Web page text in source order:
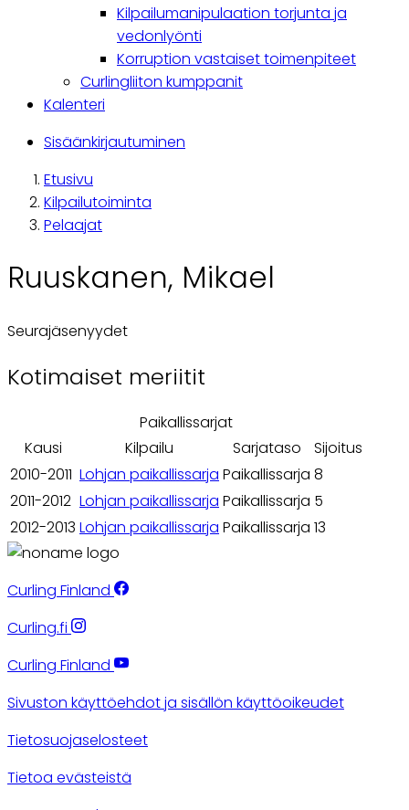
Kilpailumanipulaation torjunta ja
vedonlyönti
Korruption vastaiset toimenpiteet
Curlingliiton kumppanit
Kalenteri
Käyttäjävalikko
Sisäänkirjautuminen
Breadcrumb
Etusivu
Kilpailutoiminta
Pelaajat
Ruuskanen, Mikael
Seurajäsenyydet
Kotimaiset meriitit
Paikallissarjat
Kausi
Kilpailu Sarjataso
Sijoitus
2010-2011 Lohjan paikallissarja Paikallissarja 8
2011-2012 Lohjan paikallissarja Paikallissarja 5
2012-2013 Lohjan paikallissarja Paikallissarja 13
Curling Finland
Curling.fi
Curling Finland
Sivuston käyttöehdot ja sisällön käyttöoikeudet
Tietosuojaselosteet
Tietoa evästeistä